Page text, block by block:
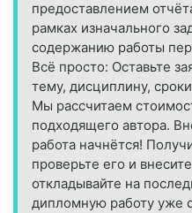
предоставлением
рамках изначального
содержанию работы
Всё просто: Оставьте
тему, дисциплину,
Мы рассчитаем
подходящего автора.
работа начнётся!
проверьте его и
откладывайте на
дипломную работу уже